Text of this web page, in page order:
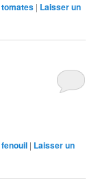
tomates | Laisser un
fenouil | Laisser un